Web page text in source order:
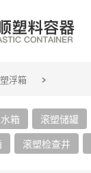
浮箱 >
箱 滚塑储罐
滚塑检查井